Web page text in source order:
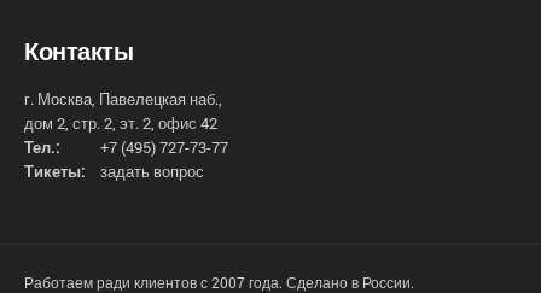
Контакты
г. Москва, Павелецкая наб.,
дом 2, стр. 2, эт. 2, офис 42
Тел.:
+7 (495) 727-73-77
Тикеты:
задать вопрос
Работаем ради клиентов с 2007 года. Сделано в России.